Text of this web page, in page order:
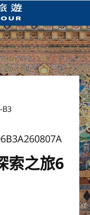
B3
索之旅6